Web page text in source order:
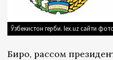
Ўзбекистон герби. lex.uz сайти
Бироқ, рассом